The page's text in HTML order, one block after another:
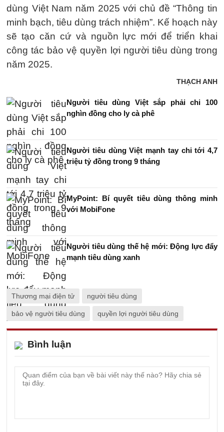
dùng Việt Nam năm 2025 với chủ đề “Thông tin
minh bạch, tiêu dùng trách nhiệm”. Kế hoạch này
sẽ tạo căn cứ và nguồn lực mới để triển khai
công tác bảo vệ quyền lợi người tiêu dùng trong
năm 2025.
THẠCH ANH
Người tiêu dùng Việt sắp phải chi 100
nghìn đồng cho ly cà phê
Người tiêu dùng Việt mạnh tay chi tới 4,7
triệu tỷ đồng trong 9 tháng
MyPoint: Bí quyết tiêu dùng thông minh
với MobiFone
Người tiêu dùng thế hệ mới: Động lực đẩy
mạnh tiêu dùng xanh
Thương mại điện tử người tiêu dùng
bảo vệ người tiêu dùng quyền lợi người tiêu dùng
Bình luận